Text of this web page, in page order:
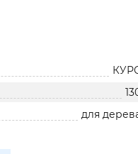
для